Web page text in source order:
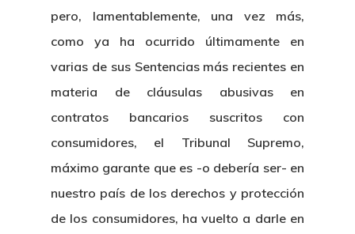
pero, lamentablemente, una vez más,
como ya ha ocurrido últimamente en
varias de sus Sentencias más recientes en
materia de cláusulas abusivas en
contratos bancarios suscritos con
consumidores, el Tribunal Supremo,
máximo garante que es -o debería ser- en
nuestro país de los derechos y protección
de los consumidores, ha vuelto a darle en